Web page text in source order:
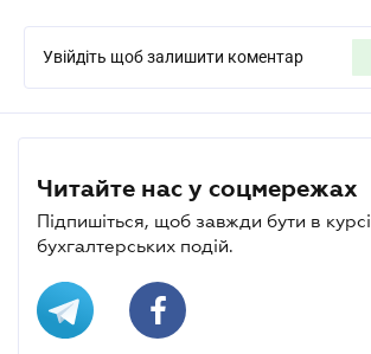
Увійдіть щоб залишити коментар
Читайте нас у соцмережах
Підпишіться, щоб завжди бути в курсі
бухгалтерських подій.